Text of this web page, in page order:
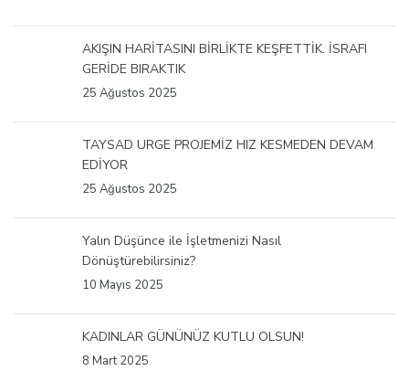
AKIŞIN HARİTASINI BİRLİKTE KEŞFETTİK. İSRAFI
GERİDE BIRAKTIK
25 Ağustos 2025
TAYSAD URGE PROJEMİZ HIZ KESMEDEN DEVAM
EDİYOR
25 Ağustos 2025
Yalın Düşünce ile İşletmenizi Nasıl
Dönüştürebilirsiniz?
10 Mayıs 2025
KADINLAR GÜNÜNÜZ KUTLU OLSUN!
8 Mart 2025